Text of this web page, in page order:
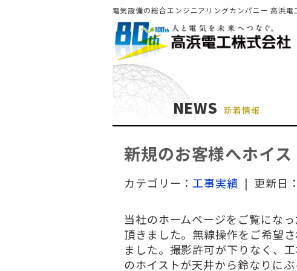
電気設備の総合エンジニアリングカンパニー 高浜電
NEWS 新着情報
新規のお客様へホイ
カテゴリー：工事実績 | 更新日
当社のホームページをご覧にな
頂きました。無線操作をご希望
ました。撮影許可が下りなく、
のホイストが天井から鈴なりに